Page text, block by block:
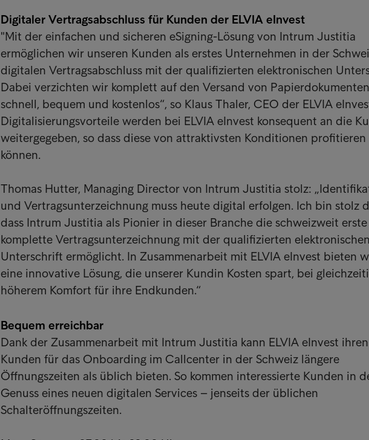
Digitaler Vertragsabschluss für Kunden der ELVIA eInvest
"Mit der einfachen und sicheren eSigning-Lösung von Intrum Justitia
ermöglichen wir unseren Kunden als erstes Unternehmen in der
digitalen Vertragsabschluss mit der qualifizierten elektronischen
Dabei verzichten wir komplett auf den Versand von
schnell, bequem und kostenlos“, so Klaus Thaler, CEO der ELVIA
Digitalisierungsvorteile werden bei ELVIA eInvest konsequent an die
weitergegeben, so dass diese von attraktivsten Konditionen profitieren
können.
Thomas Hutter, Managing Director von Intrum Justitia stolz:
und Vertragsunterzeichnung muss heute digital erfolgen. Ich bin stolz
dass Intrum Justitia als Pionier in dieser Branche die schweizweit erste
komplette Vertragsunterzeichnung mit der qualifizierten elektronischen
Unterschrift ermöglicht. In Zusammenarbeit mit ELVIA eInvest bieten
eine innovative Lösung, die unserer Kundin Kosten spart, bei
höherem Komfort für ihre Endkunden.“
Bequem erreichbar
Dank der Zusammenarbeit mit Intrum Justitia kann ELVIA eInvest ihren
Kunden für das Onboarding im Callcenter in der Schweiz längere
Öffnungszeiten als üblich bieten. So kommen interessierte Kunden in
Genuss eines neuen digitalen Services – jenseits der üblichen
Schalteröffnungszeiten.